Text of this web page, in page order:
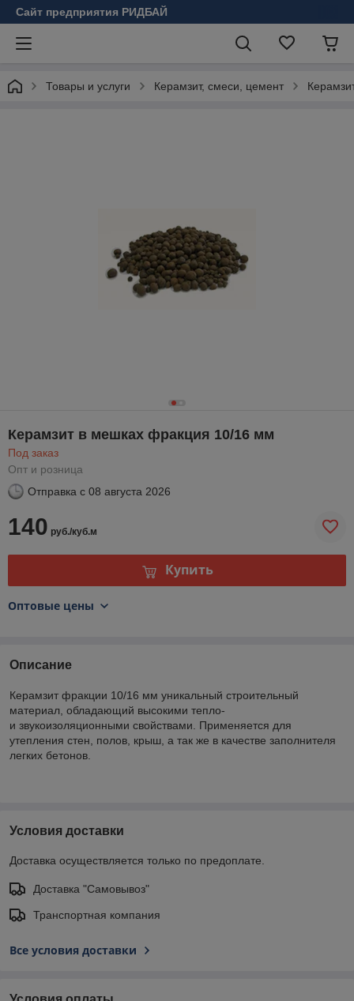
Сайт предприятия РИДБАЙ
Товары и услуги Керамзит, смеси, цемент
Керамзит в мешках фракция 10/16 мм
Под заказ
Опт и розница
Отправка с 08 августа 2026
140 руб./куб.м
Купить
Оптовые цены
Описание
Керамзит фракции 10/16 мм уникальный строительный
материал, обладающий высокими тепло-
и звукоизоляционными свойствами. Применяется для
утепления стен, полов, крыш, а так же в качестве заполнителя
легких бетонов.
Условия доставки
Доставка осуществляется только по предоплате.
Доставка "Самовывоз"
Транспортная компания
Все условия доставки